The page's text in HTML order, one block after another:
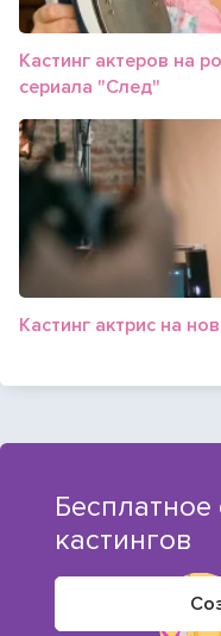
Кастинг актеров на
сериала "След"
Кастинг актрис на
Бесплатное
кастингов